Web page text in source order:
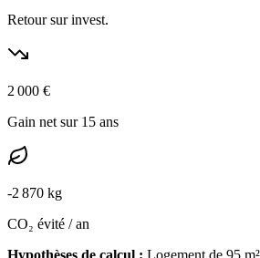
Retour sur invest.
2 000 €
Gain net sur 15 ans
-2 870 kg
CO₂ évité / an